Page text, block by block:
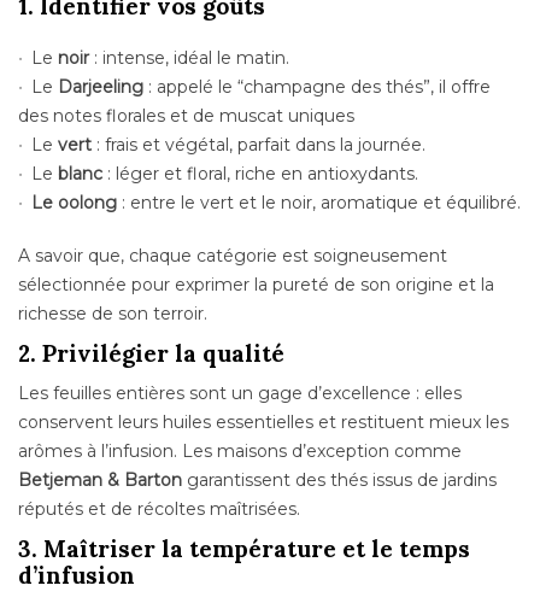
1. Identifier vos goûts
Le noir: intense, idéal le matin.
Le Darjeeling : appelé le “champagne des thés”, il offre
des notes florales et de muscat uniques
Le vert : frais et végétal, parfait dans la journée.
Le blanc : léger et floral, riche en antioxydants.
Le oolong : entre le vert et le noir, aromatique et équilibré.
A savoir que, chaque catégorie est soigneusement
sélectionnée pour exprimer la pureté de son origine et la
richesse de son terroir.
2. Privilégier la qualité
Les feuilles entières sont un gage d’excellence : elles
conservent leurs huiles essentielles et restituent mieux les
arômes à l’infusion. Les maisons d’exception comme
Betjeman & Barton garantissent des thés issus de jardins
réputés et de récoltes maîtrisées.
3. Maîtriser la température et le temps
d’infusion